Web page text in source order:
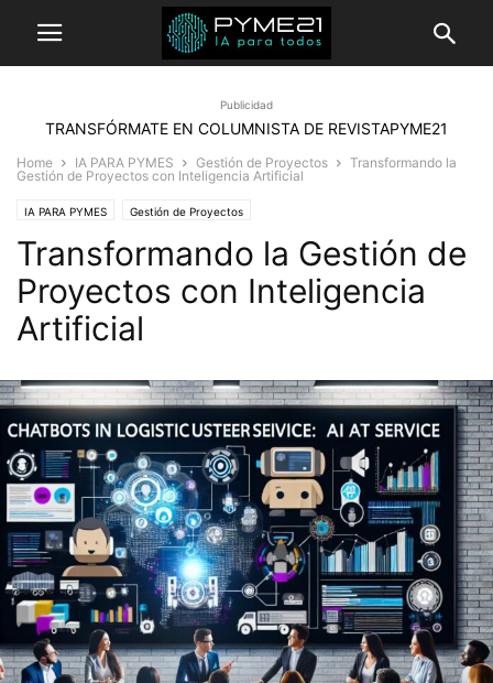
Publicidad
TRANSFÓRMATE EN COLUMNISTA DE REVISTAPYME21
Home IA PARA PYMES Gestión de Proyectos
Transformando la
Gestión de Proyectos con Inteligencia Artificial
IA PARA PYMES Gestión de Proyectos
Transformando la Gestión de
Proyectos con Inteligencia
Artificial